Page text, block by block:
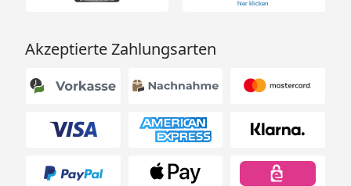
Akzeptierte Zahlungsarten